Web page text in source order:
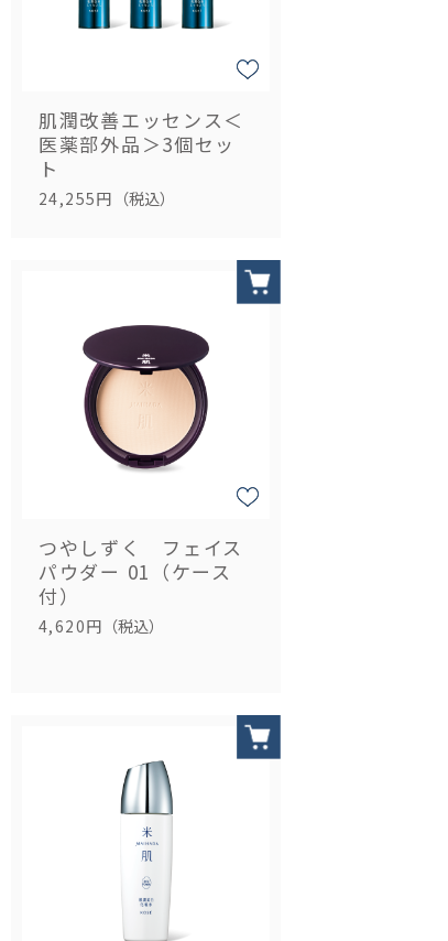
肌潤改善エッセンス＜
医薬部外品＞3個セッ
ト
24,255円 （税込）
つやしずく フェイス
パウダー 01（ケース
付）
4,620円 （税込）